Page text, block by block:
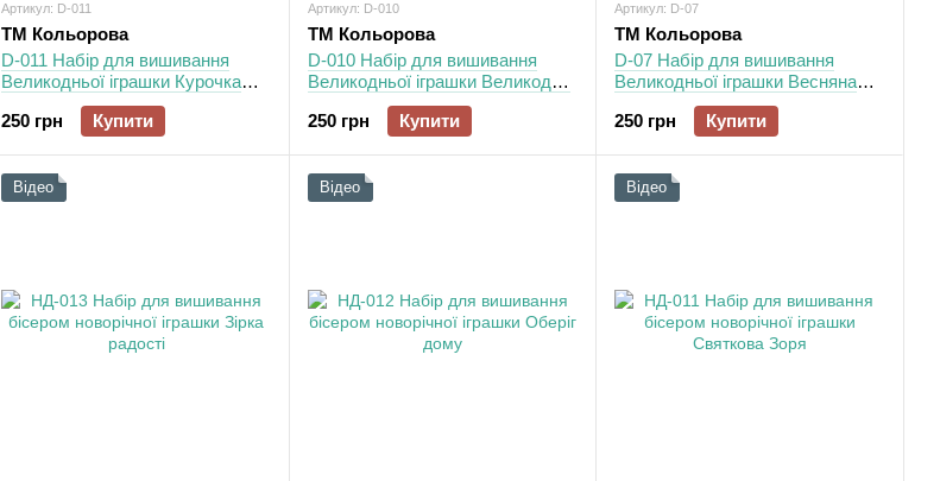
Артикул: D-011
ТМ Кольорова
D-011 Набір для вишивання
Великодньої іграшки Курочка
250 грн
Купити
Артикул: D-010
ТМ Кольорова
D-010 Набір для вишивання
Великодньої іграшки Великодня
250 грн
Купити
Артикул: D-07
ТМ Кольорова
D-07 Набір для вишивання
Великодньої іграшки Весняна
250 грн
Купити
Відео Відео Відео